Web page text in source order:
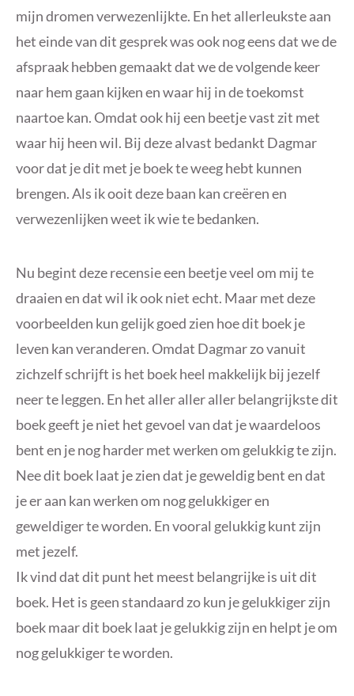
mijn dromen verwezenlijkte. En het allerleukste aan
het einde van dit gesprek was ook nog eens dat we de
afspraak hebben gemaakt dat we de volgende keer
naar hem gaan kijken en waar hij in de toekomst
naartoe kan. Omdat ook hij een beetje vast zit met
waar hij heen wil. Bij deze alvast bedankt Dagmar
voor dat je dit met je boek te weeg hebt kunnen
brengen. Als ik ooit deze baan kan creëren en
verwezenlijken weet ik wie te bedanken.
Nu begint deze recensie een beetje veel om mij te
draaien en dat wil ik ook niet echt. Maar met deze
voorbeelden kun gelijk goed zien hoe dit boek je
leven kan veranderen. Omdat Dagmar zo vanuit
zichzelf schrijft is het boek heel makkelijk bij jezelf
neer te leggen. En het aller aller aller belangrijkste dit
boek geeft je niet het gevoel van dat je waardeloos
bent en je nog harder met werken om gelukkig te zijn.
Nee dit boek laat je zien dat je geweldig bent en dat
je er aan kan werken om nog gelukkiger en
geweldiger te worden. En vooral gelukkig kunt zijn
met jezelf.
Ik vind dat dit punt het meest belangrijke is uit dit
boek. Het is geen standaard zo kun je gelukkiger zijn
boek maar dit boek laat je gelukkig zijn en helpt je om
nog gelukkiger te worden.